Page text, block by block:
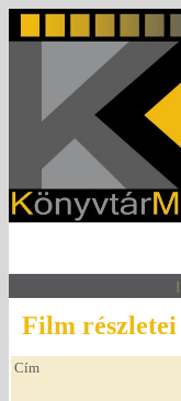
|
Film részletei
Cím